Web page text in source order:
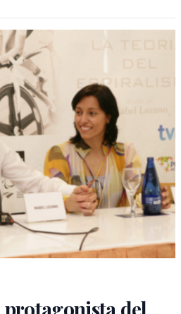
protagonista del